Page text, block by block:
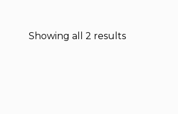
Showing all 2 results